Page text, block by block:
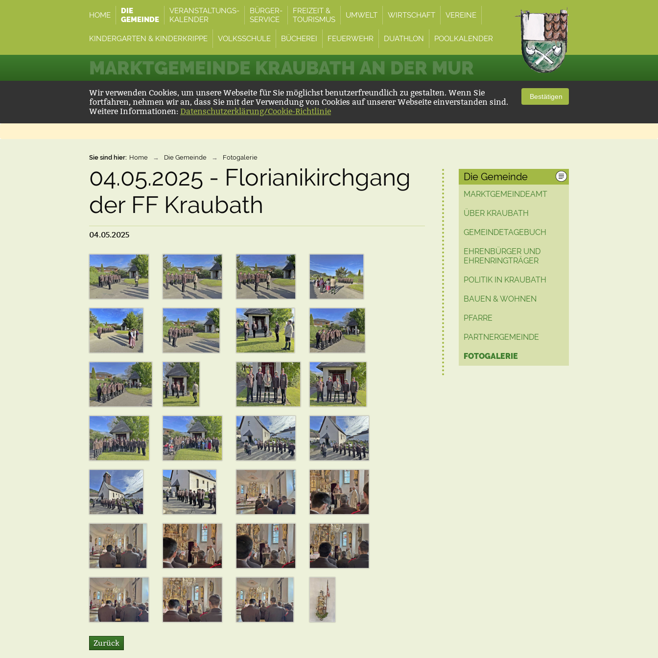
HOME
DIE
GEMEINDE
VERANSTALTUNGS-
KALENDER
BÜRGER-
SERVICE
FREIZEIT &
TOURISMUS
UMWELT WIRTSCHAFT VEREINE
KINDERGARTEN & KINDERKRIPPE VOLKSSCHULE BÜCHEREI FEUERWEHR DUATHLON POOLKALENDER
MARKTGEMEINDE KRAUBATH AN DER MUR
Wir verwenden Cookies, um unsere Webseite für Sie möglichst benutzerfreundlich zu gestalten. Wenn Sie
fortfahren, nehmen wir an, dass Sie mit der Verwendung von Cookies auf unserer Webseite einverstanden sind.
Weitere Informationen: Datenschutzerklärung/Cookie-Richtlinie
Bestätigen
Sie sind hier: Home → Die Gemeinde → Fotogalerie
04.05.2025 - Florianikirchgang
der FF Kraubath
04.05.2025
Zurück
Die Gemeinde
MARKTGEMEINDEAMT
ÜBER KRAUBATH
GEMEINDETAGEBUCH
EHRENBÜRGER UND
EHRENRINGTRÄGER
POLITIK IN KRAUBATH
BAUEN & WOHNEN
PFARRE
PARTNERGEMEINDE
FOTOGALERIE